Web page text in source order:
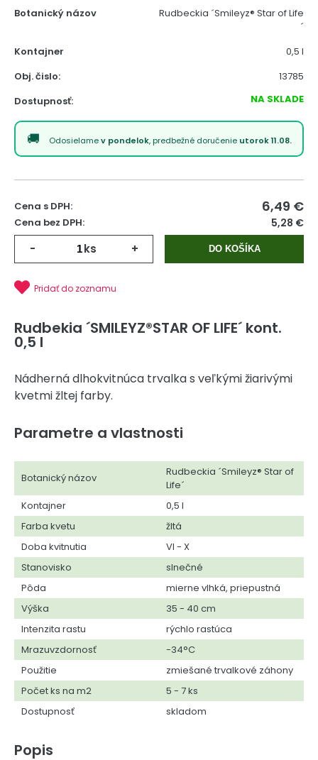
Botanický názov
Rudbeckia ´Smileyz® Star of Life
´
Kontajner
0,5 l
Obj. čislo:
13785
Dostupnosť:
NA SKLADE
Odosielamev pondelok, predbežné doručenie utorok 11.08.
Cena s DPH: 6,49 €
Cena bez DPH: 5,28 €
- ks + DO KOŠÍKA
Pridať do zoznamu
Rudbekia ´SMILEYZ®STAR OF LIFE´ kont.
0,5 l
Nádherná dlhokvitnúca trvalka s veľkými žiarivými
kvetmi žltej farby.
Parametre a vlastnosti
Botanický názov
Rudbeckia ´Smileyz® Star of
Life´
Kontajner
0,5 l
Farba kvetu
žltá
Doba kvitnutia
VI - X
Stanovisko
slnečné
Pôda
mierne vlhká, priepustná
Výška
35 - 40 cm
Intenzita rastu
rýchlo rastúca
Mrazuvzdornosť
-34°C
Použitie
zmiešané trvalkové záhony
Počet ks na m2
5 - 7 ks
Dostupnosť
skladom
Popis